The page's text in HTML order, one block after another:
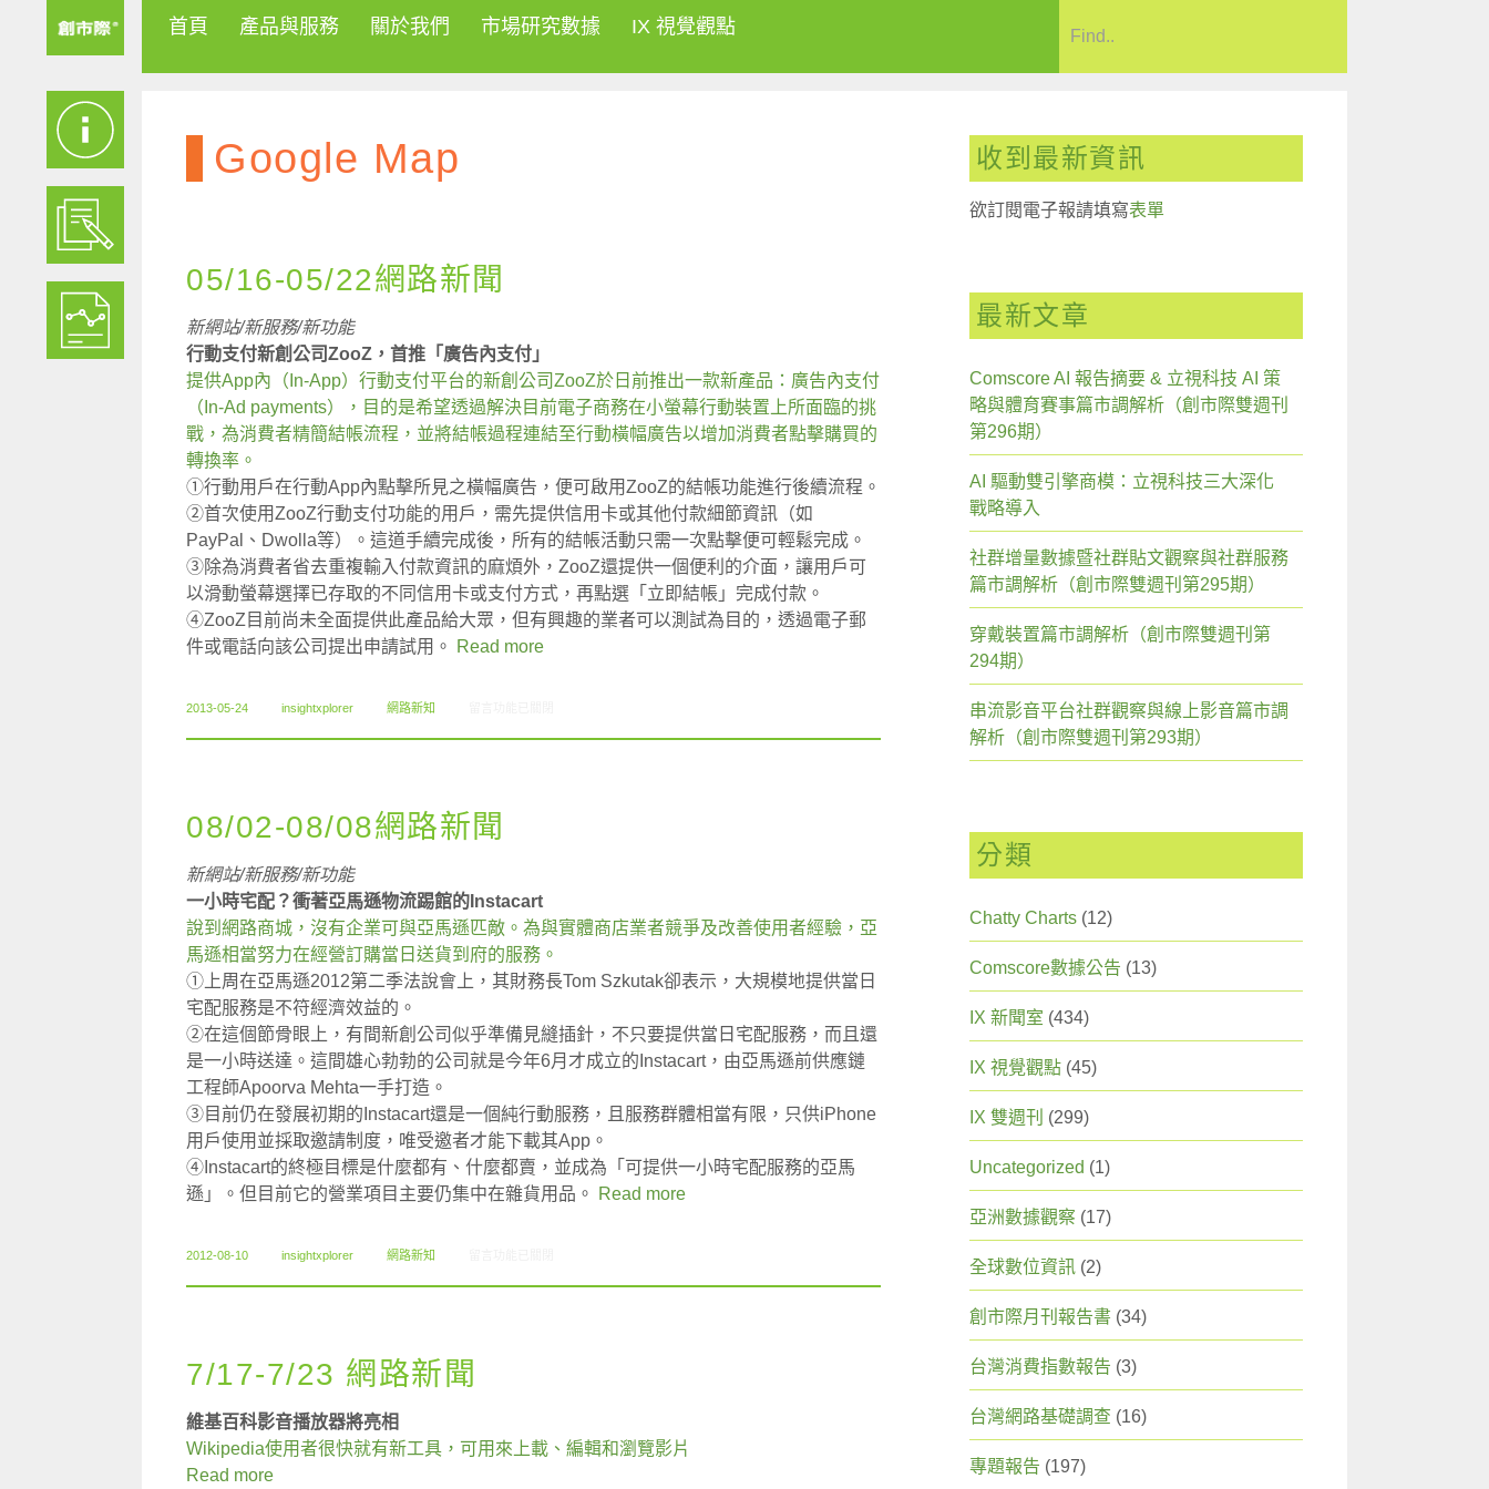
首頁 產品與服務 關於我們 市場研究數據 IX 視覺觀點
Google Map
05/16-05/22網路新聞
新網站/新服務/新功能
行動支付新創公司ZooZ，首推「廣告內支付」
提供App內（In-App）行動支付平台的新創公司ZooZ於日前推出一款新產品：廣告內支付
（In-Ad payments），目的是希望透過解決目前電子商務在小螢幕行動裝置上所面臨的挑
戰，為消費者精簡結帳流程，並將結帳過程連結至行動橫幅廣告以增加消費者點擊購買的
轉換率。
①行動用戶在行動App內點擊所見之橫幅廣告，便可啟用ZooZ的結帳功能進行後續流程。
②首次使用ZooZ行動支付功能的用戶，需先提供信用卡或其他付款細節資訊（如
PayPal、Dwolla等）。這道手續完成後，所有的結帳活動只需一次點擊便可輕鬆完成。
③除為消費者省去重複輸入付款資訊的麻煩外，ZooZ還提供一個便利的介面，讓用戶可
以滑動螢幕選擇已存取的不同信用卡或支付方式，再點選「立即結帳」完成付款。
④ZooZ目前尚未全面提供此產品給大眾，但有興趣的業者可以測試為目的，透過電子郵
件或電話向該公司提出申請試用。
Read more
2013-05-24 insightxplorer 網路新知
08/02-08/08網路新聞
新網站/新服務/新功能
一小時宅配？衝著亞馬遜物流踢館的Instacart
說到網路商城，沒有企業可與亞馬遜匹敵。為與實體商店業者競爭及改善使用者經驗，亞
馬遜相當努力在經營訂購當日送貨到府的服務。
①上周在亞馬遜2012第二季法說會上，其財務長Tom Szkutak卻表示，大規模地提供當日
宅配服務是不符經濟效益的。
②在這個節骨眼上，有間新創公司似乎準備見縫插針，不只要提供當日宅配服務，而且還
是一小時送達。這間雄心勃勃的公司就是今年6月才成立的Instacart，由亞馬遜前供應鏈
工程師Apoorva Mehta一手打造。
③目前仍在發展初期的Instacart還是一個純行動服務，且服務群體相當有限，只供iPhone
用戶使用並採取邀請制度，唯受邀者才能下載其App。
④Instacart的終極目標是什麼都有、什麼都賣，並成為「可提供一小時宅配服務的亞馬
遜」。但目前它的營業項目主要仍集中在雜貨用品。
Read more
2012-08-10 insightxplorer 網路新知
7/17-7/23 網路新聞
維基百科影音播放器將亮相
Wikipedia使用者很快就有新工具，可用來上載、編輯和瀏覽影片
Read more
收到最新資訊
欲訂閱電子報請填寫表單
最新文章
Comscore AI 報告摘要 & 立視科技 AI 策
略與體育賽事篇市調解析（創市際雙週刊
第296期）
AI 驅動雙引擎商模：立視科技三大深化
戰略導入
社群增量數據暨社群貼文觀察與社群服務
篇市調解析（創市際雙週刊第295期）
穿戴裝置篇市調解析（創市際雙週刊第
294期）
串流影音平台社群觀察與線上影音篇市調
解析（創市際雙週刊第293期）
分類
Chatty Charts (12)
Comscore數據公告 (13)
IX 新聞室 (434)
IX 視覺觀點 (45)
IX 雙週刊 (299)
Uncategorized (1)
亞洲數據觀察 (17)
全球數位資訊 (2)
創市際月刊報告書 (34)
台灣消費指數報告 (3)
台灣網路基礎調查 (16)
專題報告 (197)